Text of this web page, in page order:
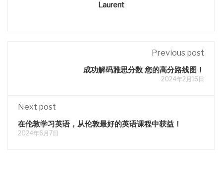
Laurent
Previous post
成功解码雅思分数 您的高分路线图！
2024年2月15日
Next post
在伦敦学习英语，从伦敦最好的英语课程中获益！
2024年6月7日